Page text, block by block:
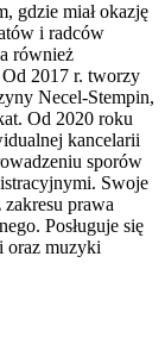
gdzie miał okazję
i radców
również
2017 r. tworzy
Necel-Stempin,
Od 2020 roku
kancelarii
sporów
Swoje
prawa
Posługuje się
oraz muzyki